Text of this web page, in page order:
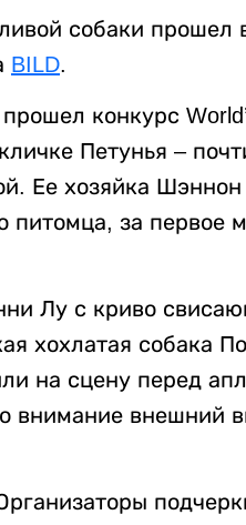
собаки прошел
BILD.
конкурс
Петунья –
Ее хозяйка
питомца, за первое
Лу с криво
хохлатая собака
на сцену перед
внимание внешний